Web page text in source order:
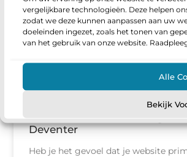
vergelijkbare technologieën. Deze helpen
zodat we deze kunnen aanpassen aan uw
doeleinden ingezet, zoals het tonen van
van het gebruik van onze website.
Alle
Bekijk
Zoekmachine optimalisatie
Deventer
Heb je het gevoel dat je website